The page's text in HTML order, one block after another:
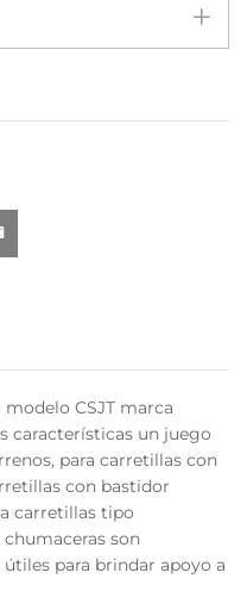
CSJT marca
características un juego
para carretillas con
con bastidor
carretillas tipo
son
para brindar apoyo a